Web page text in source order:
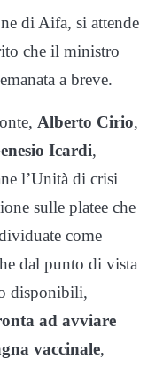
di Aifa, si attende
che il ministro
a breve.
Alberto Cirio,
Icardi,
l’Unità di crisi
sulle platee che
come
dal punto di vista
disponibili,
ad avviare
vaccinale,